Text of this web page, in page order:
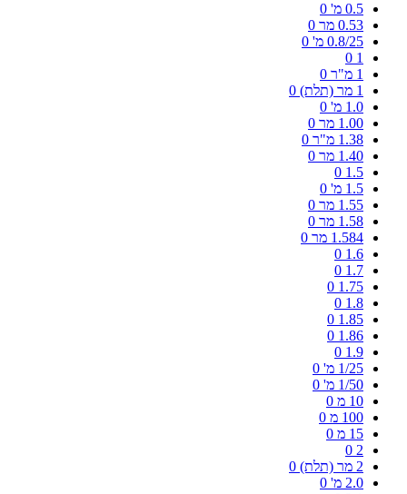
0.5 מ'
0
0.53 מר
0
0.8/25 מ'
0
1
0
1 מ"ר
0
1 מר (תלת)
0
1.0 מ'
0
1.00 מר
0
1.38 מ"ר
0
1.40 מר
0
1.5
0
1.5 מ'
0
1.55 מר
0
1.58 מר
0
1.584 מר
0
1.6
0
1.7
0
1.75
0
1.8
0
1.85
0
1.86
0
1.9
0
1/25 מ'
0
1/50 מ'
0
10 מ
0
100 מ
0
15 מ
0
2
0
2 מר (תלת)
0
2.0 מ'
0